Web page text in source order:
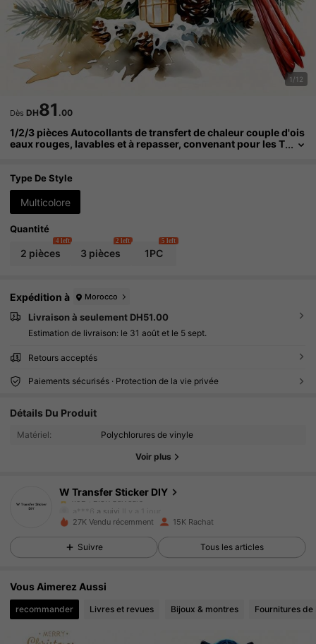
1/12
Dès DH81 .00
1/2/3 pièces Autocollants de transfert de chaleur couple d'ois
eaux rouges, lavables et à repasser, convenant pour les T
urable et élégant pour Noël
Type De Style
Multicolore
Quantité
2 pièces
4 left
3 pièces
2 left
1PC
5 left
Expédition à Morocco
Livraison à seulement DH51.00
Estimation de livraison: le 31 août et le 5 sept.
Retours acceptés
Paiements sécurisés · Protection de la vie privée
Détails Du Produit
Matériel: Polychlorures de vinyle
Voir plus
W Transfer Sticker DIY
2.8K Suiveurs
4.92
2.8K Suiveurs
a suivi
4.92
27K Vendu récemment 15K Rachat
Suivre Tous les articles
Vous Aimerez Aussi
recommander Livres et revues Bijoux & montres Fournitures